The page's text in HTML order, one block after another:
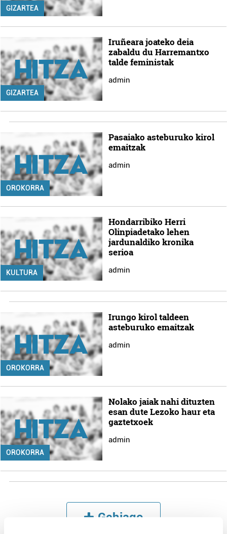
GIZARTEA
GIZARTEA
Iruñeara joateko deia
zabaldu du Harremantxo
talde feministak
admin
OROKORRA
Pasaiako asteburuko kirol
emaitzak
admin
KULTURA
Hondarribiko Herri
Olinpiadetako lehen
jardunaldiko kronika
serioa
admin
OROKORRA
Irungo kirol taldeen
asteburuko emaitzak
admin
OROKORRA
Nolako jaiak nahi dituzten
esan dute Lezoko haur eta
gaztetxoek
admin
Gehiago